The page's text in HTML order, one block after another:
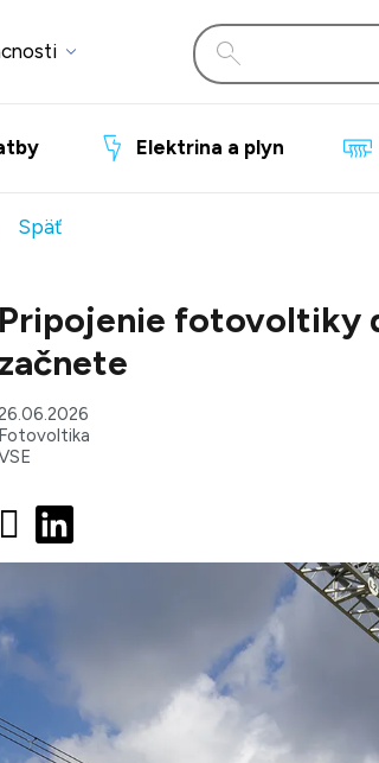
Elektrina a plyn
Späť
Pripojenie fotovoltiky
začnete
Fotovoltika